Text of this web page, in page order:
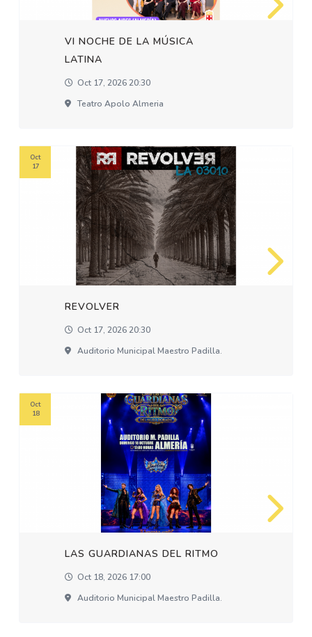
VI NOCHE DE LA MÚSICA
LATINA
Oct 17, 2026 20:30
Teatro Apolo Almeria
REVOLVER
Oct 17, 2026 20:30
Auditorio Municipal Maestro Padilla.
Oct
17
LAS GUARDIANAS DEL RITMO
Oct 18, 2026 17:00
Auditorio Municipal Maestro Padilla.
Oct
18